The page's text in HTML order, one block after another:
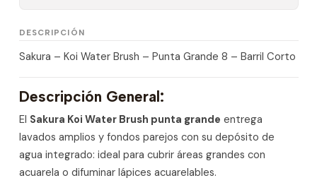
DESCRIPCIÓN
Sakura – Koi Water Brush – Punta Grande 8 – Barril Corto
Descripción General:
El Sakura Koi Water Brush punta grande entrega
lavados amplios y fondos parejos con su depósito de
agua integrado: ideal para cubrir áreas grandes con
acuarela o difuminar lápices acuarelables.